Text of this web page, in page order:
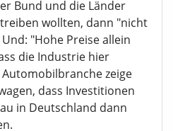
den aktuellen
Bund und die Länder
wollten, dann "nicht
"Hohe Preise allein
die Industrie hier
zeige
dass Investitionen